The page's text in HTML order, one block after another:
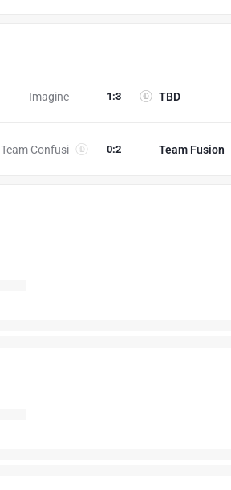
Imagine TBD
1 :3
Team Confusi Team Fusion
0:2